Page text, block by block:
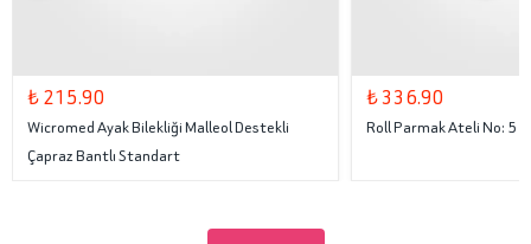
₺ 215.90
Wicromed Ayak Bilekliği Malleol Destekli
Çapraz Bantlı Standart
₺ 336.90
Roll Parmak Ateli No: 5